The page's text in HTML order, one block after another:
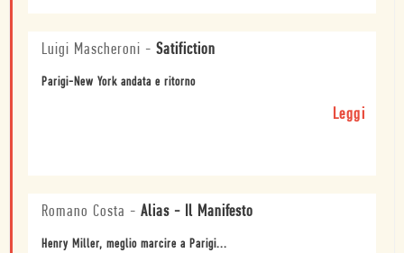
Luigi Mascheroni - Satifiction
Parigi-New York andata e ritorno
Leggi
Romano Costa - Alias - Il Manifesto
Henry Miller, meglio marcire a Parigi...